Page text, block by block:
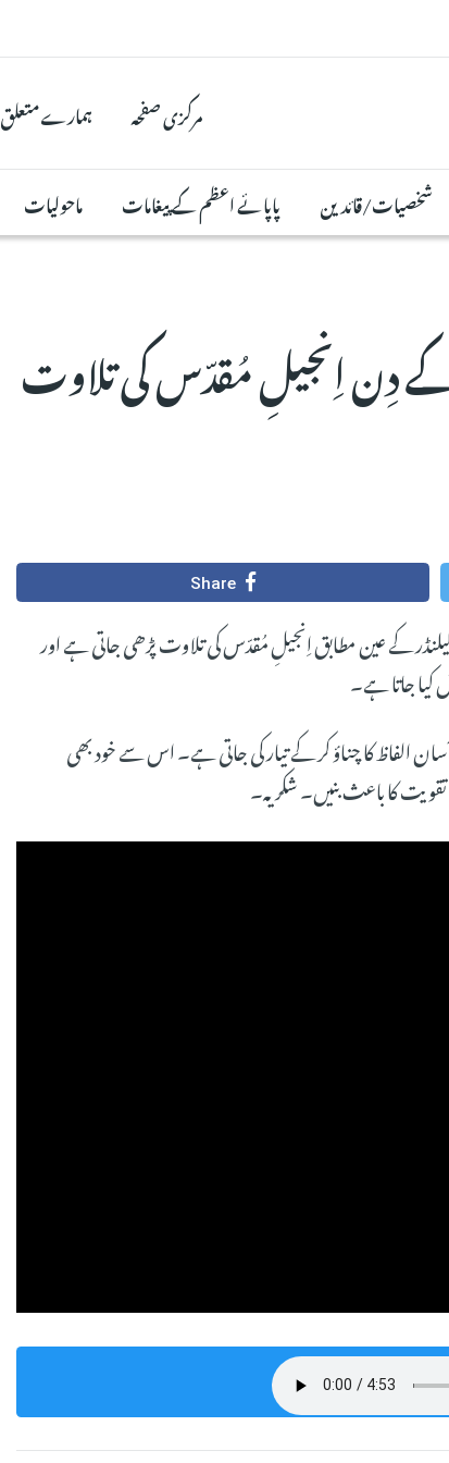
مرکزی صفحہ ہمارے متعلق
شخصیات/قائدین پاپائے اعظم کے پیغامات ماحولیات
13 اگست 2024 کے دِن اِنجیلِ مُقدّس کی تلاوت
Share
کے عین مطابق اِنجیلِ مُقدّس کی تلاوت پڑھی جاتی ہے اور
جاتا ہے۔
الفاظ کا چناؤ کر کے تیار کی جاتی ہے۔ اس سے خود بھی
کا باعث بنیں۔ شکریہ۔